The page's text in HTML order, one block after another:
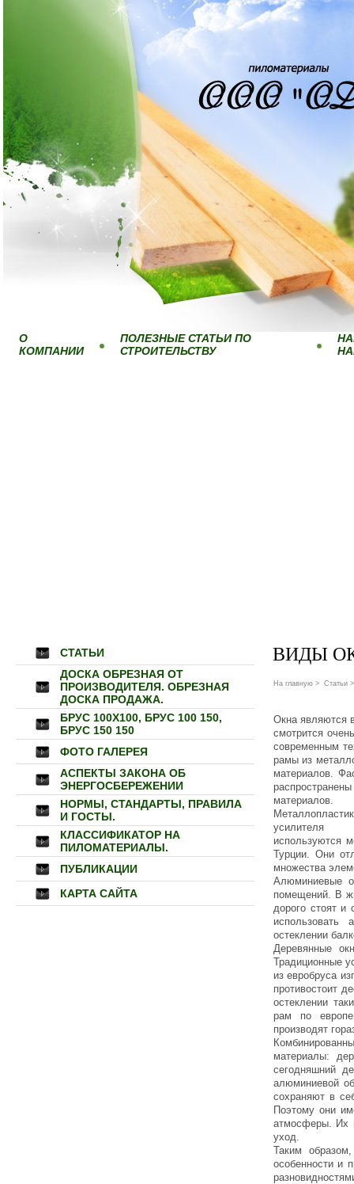
О
КОМПАНИИ
ПОЛЕЗНЫЕ СТАТЬИ ПО
СТРОИТЕЛЬСТВУ
СТАТЬИ
ДОСКА ОБРЕЗНАЯ ОТ
ПРОИЗВОДИТЕЛЯ. ОБРЕЗНАЯ
ДОСКА ПРОДАЖА.
БРУС 100Х100, БРУС 100 150,
БРУС 150 150
ФОТО ГАЛЕРЕЯ
АСПЕКТЫ ЗАКОНА ОБ
ЭНЕРГОСБЕРЕЖЕНИИ
НОРМЫ, СТАНДАРТЫ, ПРАВИЛА
И ГОСТЫ.
КЛАССИФИКАТОР НА
ПИЛОМАТЕРИАЛЫ.
ПУБЛИКАЦИИ
КАРТА САЙТА
ВИДЫ
На главную > Статьи >
Окна являются
смотрится
современным
рамы из
материалов.
материалов.
используются
Турции. Они
множества
Алюминиевые
помещений. В
дорого стоят и
остеклении
Деревянные
Традиционные
из евробруса
противостоит
остеклении
рам по
производят
материалы:
сегодняшний
алюминиевой
сохраняют в
Поэтому они
атмосферы. Их
уход.
Таким
особенности и